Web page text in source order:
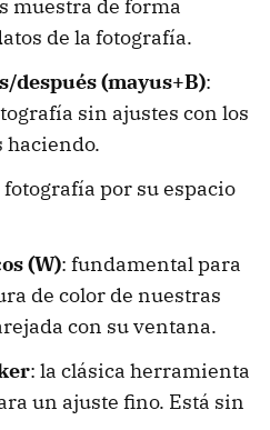
muestra de forma
de la fotografía.
después (mayus+B):
sin ajustes con los
haciendo.
fotografía por su espacio
(W): fundamental para
de color de nuestras
con su ventana.
: la clásica herramienta
un ajuste fino. Está sin